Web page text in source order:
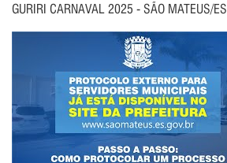
GURIRI CARNAVAL 2025 - SÃO MATEUS/ES